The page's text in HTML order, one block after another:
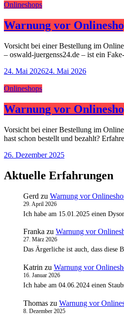
Onlineshops
Warnung vor
Vorsicht bei einer Bestellung im
– oswald-juergenss24.de – ist ein
24. Mai 202624. Mai 2026
Onlineshops
Warnung vor
Vorsicht bei einer Bestellung im
hast schon bestellt und bezahlt?
26. Dezember 2025
Aktuelle Erfahrungen
Gerd zu Warnung vor
29. April 2026
Ich habe am 15.01.2025 einen
Franka zu Warnung vor
27. März 2026
Das Ärgerliche ist auch, dass diese
Katrin zu Warnung vor
16. Januar 2026
Ich habe am 04.06.2024 einen
Thomas zu Warnung vor
8. Dezember 2025